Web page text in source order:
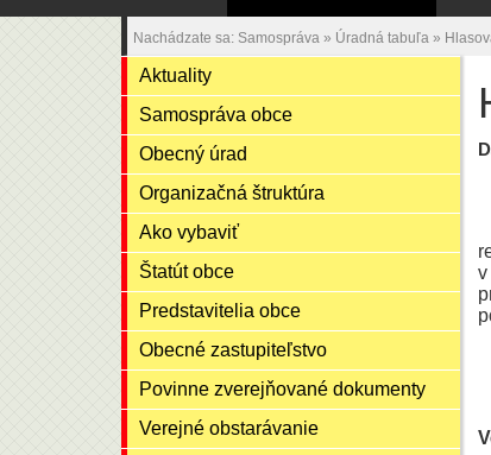
Nachádzate sa: Samospráva » Úradná tabuľa »
Aktuality
Samospráva obce
Obecný úrad
Organizačná štruktúra
Ako vybaviť
Štatút obce
Predstavitelia obce
Obecné zastupiteľstvo
Povinne zverejňované dokumenty
Verejné obstarávanie